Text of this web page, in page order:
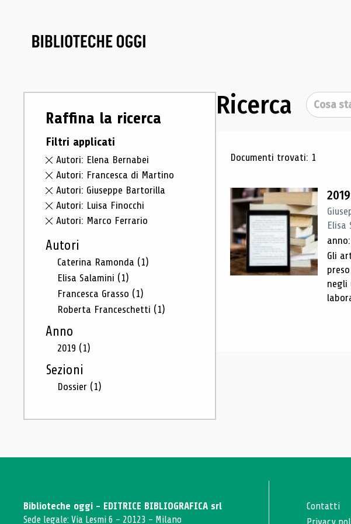
Raffina la ricerca
Filtri applicati
Autori: Elena Bernabei
Autori: Francesca di Martino
Autori: Giuseppe Bartorilla
Autori: Luisa Finocchi
Autori: Marco Ferrario
Autori
Caterina Ramonda (1)
Elisa Salamini (1)
Francesca Grasso (1)
Roberta Franceschetti (1)
Anno
2019 (1)
Sezioni
Dossier (1)
Ricerca Cerca
Risultati di
Documenti trovati: 1
Elisa
Gli
negli
Biblioteche oggi - EDITRICE BIBLIOGRAFICA srl
Sede legale: Via Lesmi 6 - 20123 - Milano
Contatti